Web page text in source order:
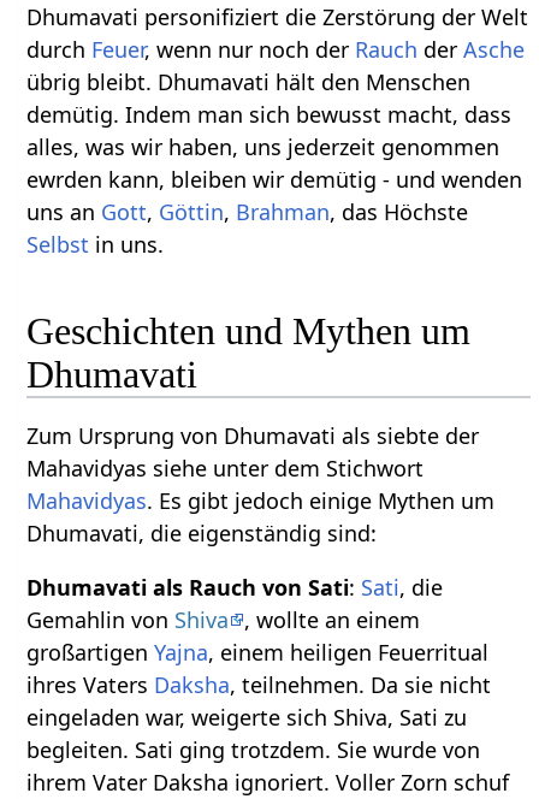
Dhumavati personifiziert die Zerstörung der Welt
durch Feuer, wenn nur noch der Rauch derAsche
übrig bleibt. Dhumavati hält den Menschen
demütig. Indem man sich bewusst macht, dass
alles, was wir haben, uns jederzeit genommen
ewrden kann, bleiben wir demütig - und wenden
uns an Gott, Göttin, Brahman, das Höchste
Selbst in uns.
Geschichten und Mythen um
Dhumavati
Zum Ursprung von Dhumavati als siebte der
Mahavidyas siehe unter dem Stichwort
Mahavidyas. Es gibt jedoch einige Mythen um
Dhumavati, die eigenständig sind:
Dhumavati als Rauch von Sati: Sati, die
Gemahlin von Shiva
, wollte an einem
großartigenYajna, einem heiligen Feuerritual
ihres Vaters Daksha, teilnehmen. Da sie nicht
eingeladen war, weigerte sich Shiva, Sati zu
begleiten. Sati ging trotzdem. Sie wurde von
ihrem Vater Daksha ignoriert. Voller Zorn schuf